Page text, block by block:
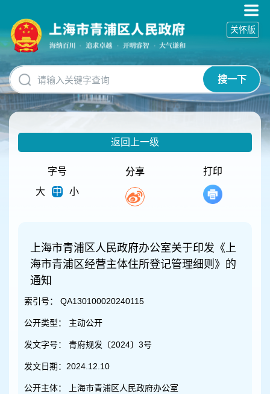
碍
操
明
跳
转
到
网
搜一下
关怀版
返回上一级
字号
大
中 小
分享 打印
上海市青浦区人民政府办公室关于印发《上
海市青浦区经营主体住所登记管理细则》的
通知
索引号： QA130100020240115
公开类型： 主动公开
发文字号： 青府规发〔2024〕3号
发文日期： 2024.12.10
公开主体： 上海市青浦区人民政府办公室